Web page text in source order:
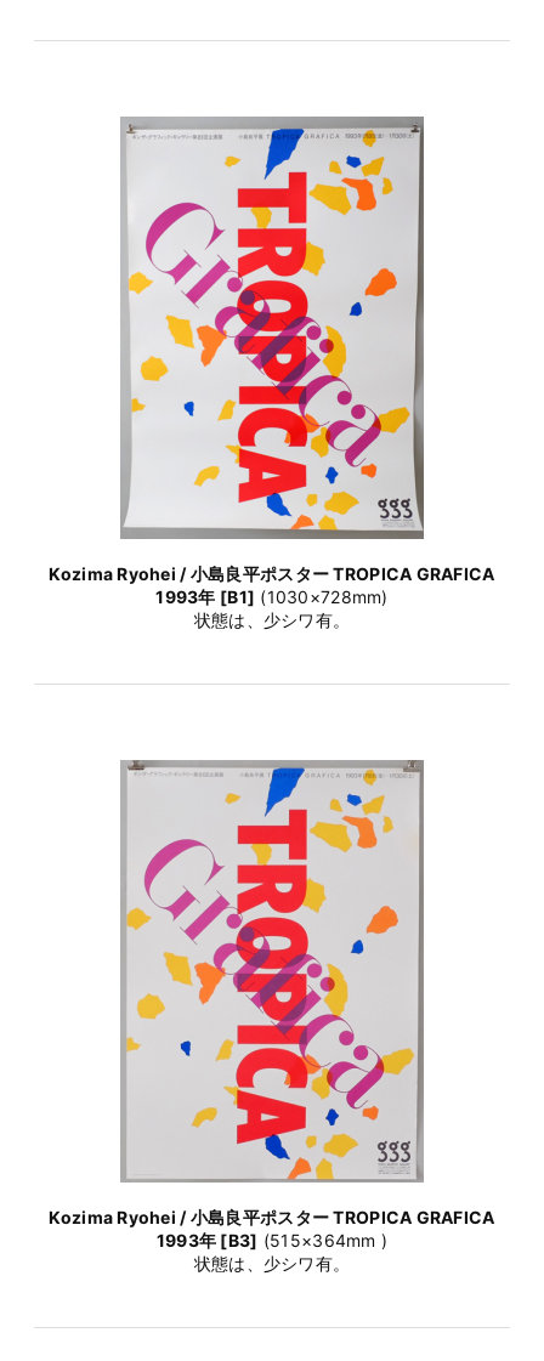
Kozima Ryohei / 小島良平ポスター TROPICA GRAFICA
1993年 [B1] (1030×728mm)
状態は、少シワ有。
Kozima Ryohei / 小島良平ポスター TROPICA GRAFICA
1993年 [B3] (515×364mm )
状態は、少シワ有。